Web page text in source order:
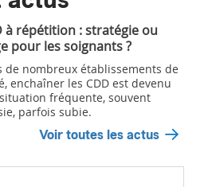
à répétition : stratégie ou
pour les soignants ?
de nombreux établissements de
enchaîner les CDD est devenu
fréquente, souvent
parfois subie.
Voir toutes les actus